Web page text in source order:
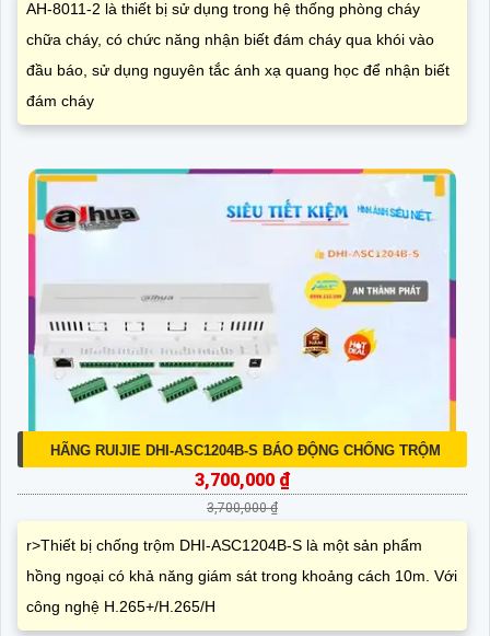
AH-8011-2 là thiết bị sử dụng trong hệ thống phòng cháy
chữa cháy, có chức năng nhận biết đám cháy qua khói vào
đầu báo, sử dụng nguyên tắc ánh xạ quang học để nhận biết
đám cháy
HÃNG RUIJIE DHI-ASC1204B-S BÁO ĐỘNG CHỐNG TRỘM
3,700,000 ₫
3,700,000 ₫
r>Thiết bị chống trộm DHI-ASC1204B-S là một sản phẩm
hồng ngoại có khả năng giám sát trong khoảng cách 10m. Với
công nghệ H.265+/H.265/H